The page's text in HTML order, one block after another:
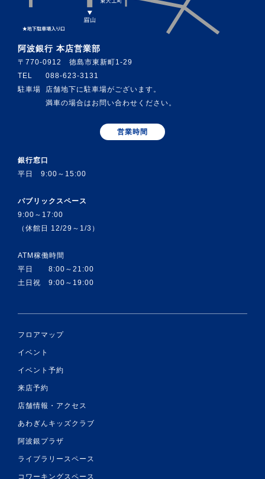
阿波銀行 本店営業部
〒770-0912 徳島市東新町1-29
TEL
088-623-3131
駐車場
店舗地下に駐車場がございます。
満車の場合はお問い合わせください。
営業時間
銀行窓口
平日 9:00～15:00
パブリックスペース
9:00～17:00
（休館日 12/29～1/3）
ATM稼働時間
平日 8:00～21:00
土日祝 9:00～19:00
フロアマップ
イベント
イベント予約
来店予約
店舗情報・アクセス
あわぎんキッズクラブ
阿波銀プラザ
ライブラリースペース
コワーキングスペース